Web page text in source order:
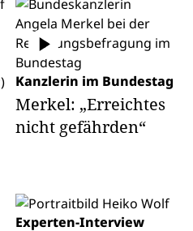
Kanzlerin im Bundestag
Merkel: „Erreichtes
nicht gefährden“
Experten-Interview